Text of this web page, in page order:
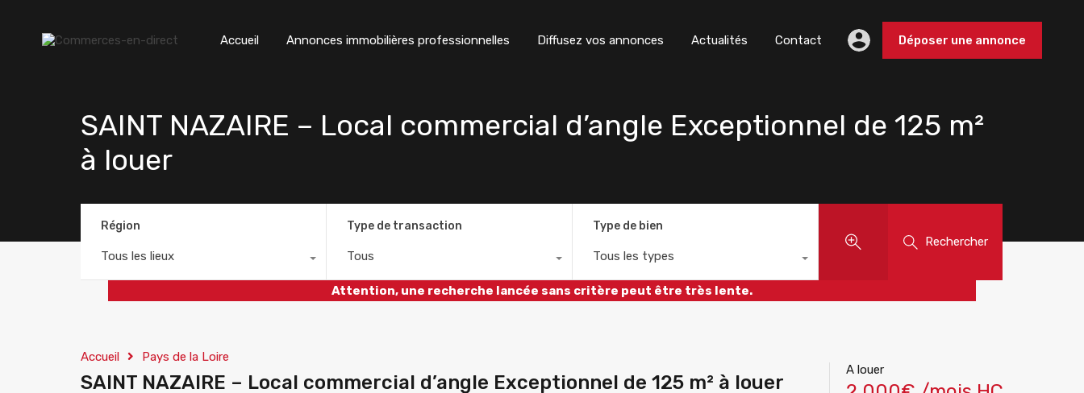
Accueil Annonces immobilières professionnelles Diffusez vos annonces Actualités Contact Déposer une annonce
SAINT NAZAIRE – Local commercial d’angle Exceptionnel de 125 m²
à louer
Région
Tous les lieux
Type de transaction
Tous
Type de bien
Tous les types
Rechercher
Attention, une recherche lancée sans critère peut être très lente.
Accueil Pays de la Loire
SAINT NAZAIRE – Local commercial d’angle Exceptionnel de 125 m² à louer
A louer